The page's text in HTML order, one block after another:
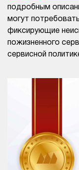
подробным
могут
фиксирующие
пожизненного
сервисной